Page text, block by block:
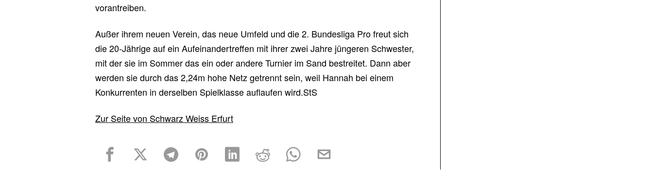
vorantreiben.
Außer ihrem neuen Verein, das neue Umfeld und die 2. Bundesliga Pro freut sich
die 20-Jährige auf ein Aufeinandertreffen mit ihrer zwei Jahre jüngeren Schwester,
mit der sie im Sommer das ein oder andere Turnier im Sand bestreitet. Dann aber
werden sie durch das 2,24m hohe Netz getrennt sein, weil Hannah bei einem
Konkurrenten in derselben Spielklasse auflaufen wird.StS
Zur Seite von Schwarz Weiss Erfurt